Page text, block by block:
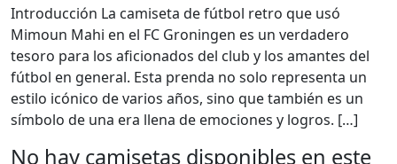
Introducción La camiseta de fútbol retro que usó
Mimoun Mahi en el FC Groningen es un verdadero
tesoro para los aficionados del club y los amantes del
fútbol en general. Esta prenda no solo representa un
estilo icónico de varios años, sino que también es un
símbolo de una era llena de emociones y logros. […]
No hay camisetas disponibles en este